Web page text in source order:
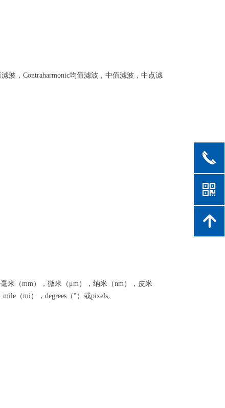
波，Contraharmonic均值滤波，中值滤波，中点滤
米（mm），微米（μm），纳米（nm），皮米
（mi），degrees（°）或pixels。
끅
낃
녕